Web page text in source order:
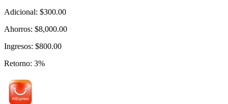
Adicional: $300.00
Ahorros: $8,000.00
Ingresos: $800.00
Retorno: 3%